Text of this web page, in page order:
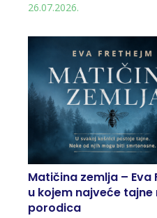
26.07.2026.
Matičina zemlja –
u kojem najveće
porodica